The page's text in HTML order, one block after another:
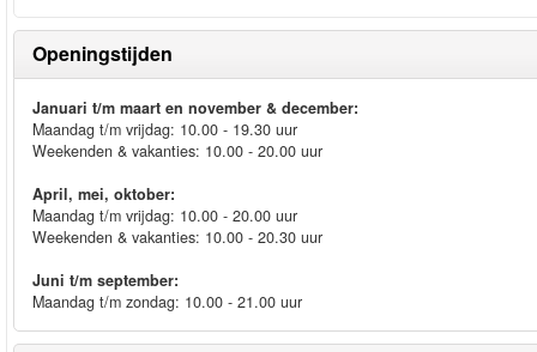
Openingstijden
Januari t/m maart en november & december:
Maandag t/m vrijdag: 10.00 - 19.30 uur
Weekenden & vakanties: 10.00 - 20.00 uur
April, mei, oktober:
Maandag t/m vrijdag: 10.00 - 20.00 uur
Weekenden & vakanties: 10.00 - 20.30 uur
Juni t/m september:
Maandag t/m zondag: 10.00 - 21.00 uur